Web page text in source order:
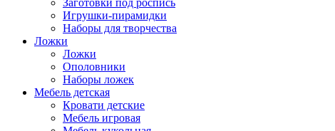
Заготовки под роспись
Игрушки-пирамидки
Наборы для творчества
Ложки
Ложки
Ополовники
Наборы ложек
Мебель детская
Кровати детские
Мебель игровая